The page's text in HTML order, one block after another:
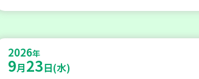
2026年
9月23日(水)